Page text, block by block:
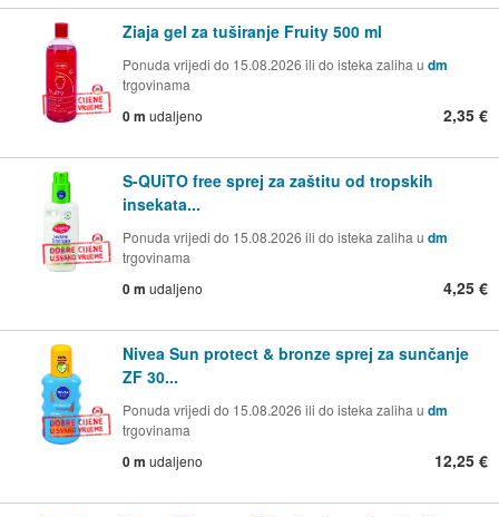
Ziaja gel za tuširanje Fruity 500 ml
Ponuda vrijedi do 15.08.2026 ili do isteka zaliha u dm
trgovinama
0 m udaljeno 2,35 €
S-QUiTO free sprej za zaštitu od tropskih
insekata...
Ponuda vrijedi do 15.08.2026 ili do isteka zaliha u dm
trgovinama
0 m udaljeno 4,25 €
Nivea Sun protect & bronze sprej za sunčanje
ZF 30...
Ponuda vrijedi do 15.08.2026 ili do isteka zaliha u dm
trgovinama
0 m udaljeno 12,25 €